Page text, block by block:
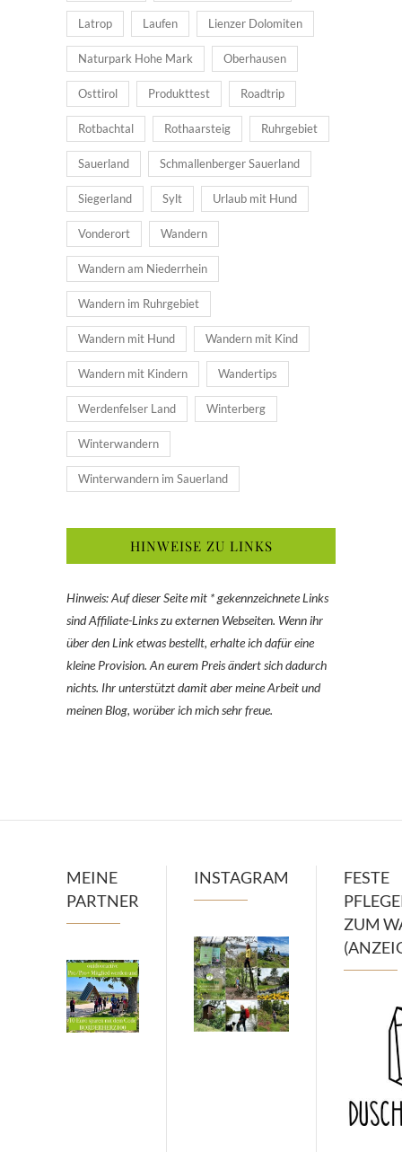
Latrop Laufen Lienzer Dolomiten
Naturpark Hohe Mark Oberhausen
Osttirol Produkttest Roadtrip
Rotbachtal Rothaarsteig Ruhrgebiet
Sauerland Schmallenberger Sauerland
Siegerland Sylt Urlaub mit Hund
Vonderort Wandern
Wandern am Niederrhein
Wandern im Ruhrgebiet
Wandern mit Hund Wandern mit Kind
Wandern mit Kindern Wandertips
Werdenfelser Land Winterberg
Winterwandern
Winterwandern im Sauerland
HINWEISE ZU LINKS
Hinweis: Auf dieser Seite mit * gekennzeichnete Links
sind Affiliate-Links zu externen Webseiten. Wenn ihr
über den Link etwas bestellt, erhalte ich dafür eine
kleine Provision. An eurem Preis ändert sich dadurch
nichts. Ihr unterstützt damit aber meine Arbeit und
meinen Blog, worüber ich mich sehr freue.
MEINE
PARTNER
INSTAGRAM
FESTE
ZUM